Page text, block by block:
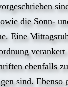
die Sonn-
Eine
verankert
ebenfalls zu
sind. Ebenso